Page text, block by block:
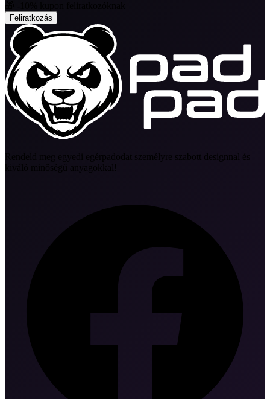
Feliratkozás
Rendeld meg egyedi egérpadodat személyre szabott designnal és
kiváló minőségű anyagokkal!